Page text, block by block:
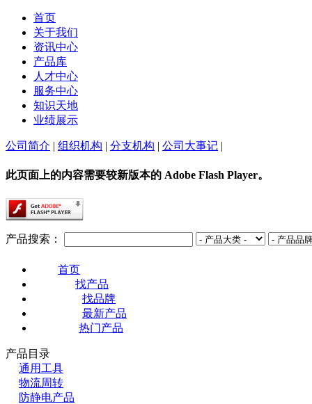
首页
关于我们
资讯中心
产品库
人才中心
服务中心
知识天地
业绩展示
公司简介 | 组织机构 | 分支机构 | 公司大事记 |
此页面上的内容需要较新版本的 Adobe Flash Player。
产品搜索：
首页
找产品
找品牌
最新产品
热门产品
产品目录
通用工具
物流周转
防静电产品